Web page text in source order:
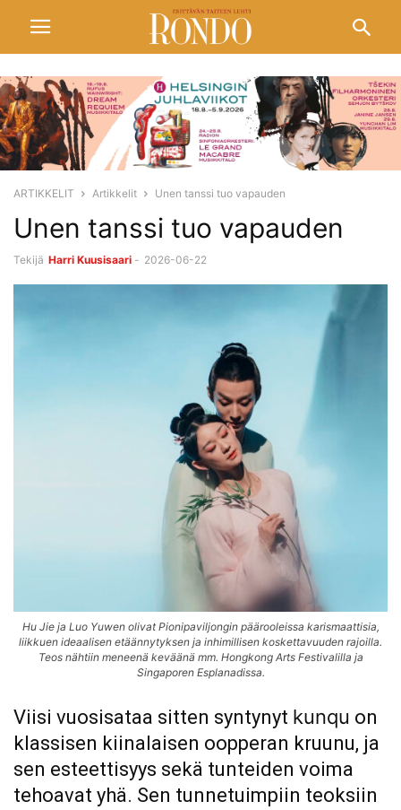
ARTIKKELIT Artikkelit Unen tanssi tuo vapauden
Unen tanssi tuo vapauden
Tekijä Harri Kuusisaari - 2026-06-22
Hu Jie ja Luo Yuwen olivat Pionipaviljongin päärooleissa karismaattisia,
liikkuen ideaalisen etäännytyksen ja inhimillisen koskettavuuden rajoilla.
Teos nähtiin meneenä keväänä mm. Hongkong Arts Festivalilla ja
Singaporen Esplanadissa.
Viisi vuosisataa sitten syntynyt kunqu on
klassisen kiinalaisen oopperan kruunu, ja
sen esteettisyys sekä tunteiden voima
tehoavat yhä. Sen tunnetuimpiin teoksiin